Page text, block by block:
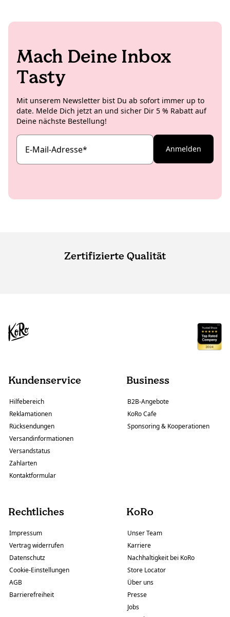
Mach Deine Inbox
Tasty
Mit unserem Newsletter bist Du ab sofort immer up to
date. Melde Dich jetzt an und sicher Dir 5 % Rabatt auf
Deine nächste Bestellung!
E-Mail-Adresse* Anmelden
Zertifizierte Qualität
Kundenservice
Hilfebereich
Reklamationen
Rücksendungen
Versandinformationen
Versandstatus
Zahlarten
Kontaktformular
Business
B2B-Angebote
KoRo Cafe
Sponsoring & Kooperationen
Rechtliches
Impressum
Vertrag widerrufen
Datenschutz
Cookie-Einstellungen
AGB
Barrierefreiheit
KoRo
Unser Team
Karriere
Nachhaltigkeit bei KoRo
Store Locator
Über uns
Presse
Jobs